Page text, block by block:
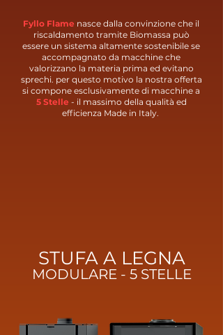
Fyllo Flame nasce dalla convinzione che il
riscaldamento tramite Biomassa può
essere un sistema altamente sostenibile se
accompagnato da macchine che
valorizzano la materia prima ed evitano
sprechi. per questo motivo la nostra offerta
si compone esclusivamente di macchine a
5 Stelle - il massimo della qualità ed
efficienza Made in Italy.
STUFA A LEGNA
MODULARE - 5 STELLE